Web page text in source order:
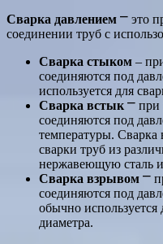
Сварка давлением ⎻ это
соединении труб с
Сварка стыком ‒
соединяются под
используется для
Сварка встык ⎻ при
соединяются под
температуры. Сварка
сварки труб из
нержавеющую сталь
Сварка взрывом ⎻
соединяются под
обычно используется
диаметра.